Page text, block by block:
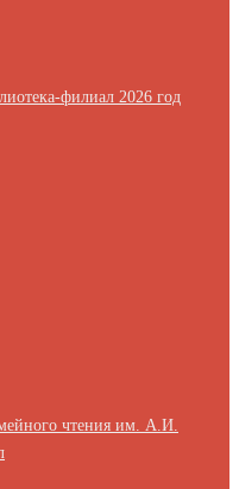
филиал 2026 год
чтения им. А.И.